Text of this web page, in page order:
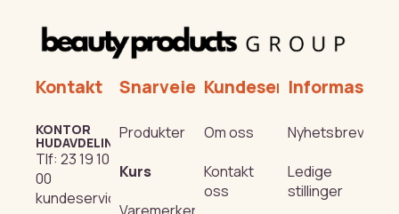
Kontakt
KONTOR
HUDAVDELING
Tlf: 23 19 10
00
kundeservice@beautyproducts.no
Snarveier
Produkter
Kurs
Kundeservice
Om oss
Kontakt
oss
Informasjon
Nyhetsbrev
Ledige
stillinger